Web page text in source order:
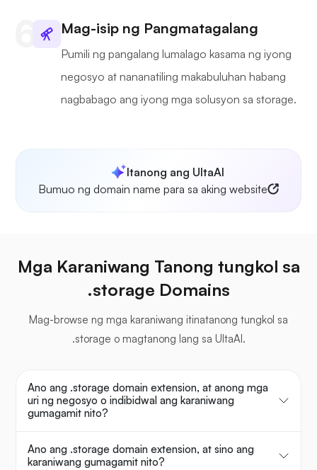
Mag-isip ng Pangmatagalang
Pumili ng pangalang lumalago kasama ng iyong
negosyo at nananatiling makabuluhan habang
nagbabago ang iyong mga solusyon sa storage.
Itanong ang UltaAI
Bumuo ng domain name para sa aking website
Mga Karaniwang Tanong tungkol sa
.storage Domains
Mag-browse ng mga karaniwang itinatanong tungkol sa
.storage o magtanong lang sa UltaAI.
Ano ang .storage domain extension, at anong mga
uri ng negosyo o indibidwal ang karaniwang
gumagamit nito?
Ano ang .storage domain extension, at sino ang
karaniwang gumagamit nito?